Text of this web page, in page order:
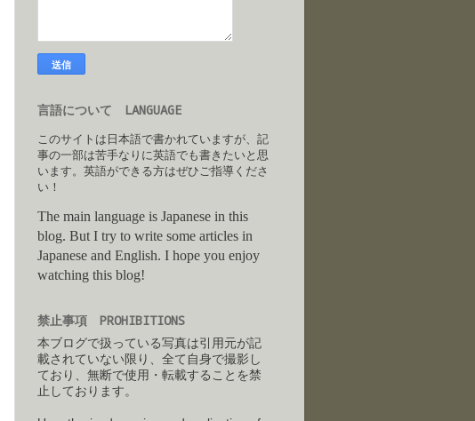
言語について LANGUAGE
このサイトは日本語で書かれていますが、記
事の一部は苦手なりに英語でも書きたいと思
います。英語ができる方はぜひご指導くださ
い！
The main language is Japanese in this
blog. But I try to write some articles in
Japanese and English. I hope you enjoy
watching this blog!
禁止事項 PROHIBITIONS
本ブログで扱っている写真は引用元が記
載されていない限り、全て自身で撮影し
ており、 無断で使用・転載することを禁
止しております。